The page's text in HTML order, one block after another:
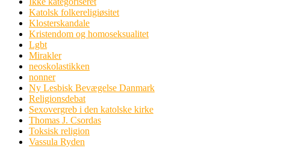
Katolsk folkereligiøsitet
Klosterskandale
Kristendom og homoseksualitet
Lgbt
Mirakler
neoskolastikken
nonner
Ny Lesbisk Bevægelse Danmark
Religionsdebat
Sexovergreb i den katolske kirke
Thomas J. Csordas
Toksisk religion
Vassula Ryden